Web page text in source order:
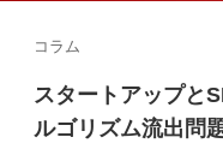
コラム
スタートアップと
ルゴリズム流出問